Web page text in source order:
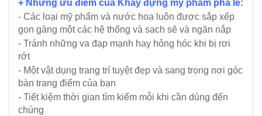
+ Những ưu điểm của Khay đựng mỹ phẩm pha lê:
- Các loại mỹ phẩm và nước hoa luôn được sắp xếp
gọn gàng một các hệ thống và sạch sẽ và ngăn nắp
- Tránh những va đạp mạnh hay hỏng hóc khi bị rơi
rớt
- Một vật dụng trang trí tuyệt đẹp và sang trọng nơi góc
bàn trang điểm của bạn
- Tiết kiệm thời gian tìm kiếm mỗi khi cần dùng đến
chúng